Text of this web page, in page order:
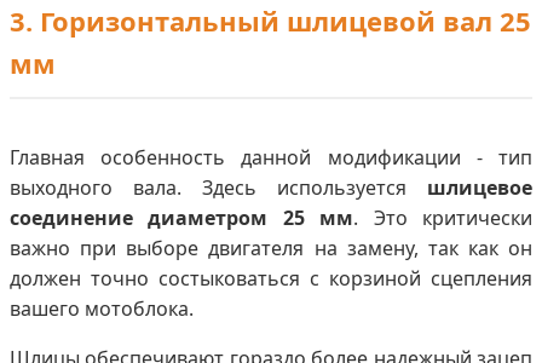
3. Горизонтальный шлицевой вал 25
мм
Главная особенность данной модификации - тип
выходного вала. Здесь используется шлицевое
соединение диаметром 25 мм. Это критически
важно при выборе двигателя на замену, так как он
должен точно состыковаться с корзиной сцепления
вашего мотоблока.